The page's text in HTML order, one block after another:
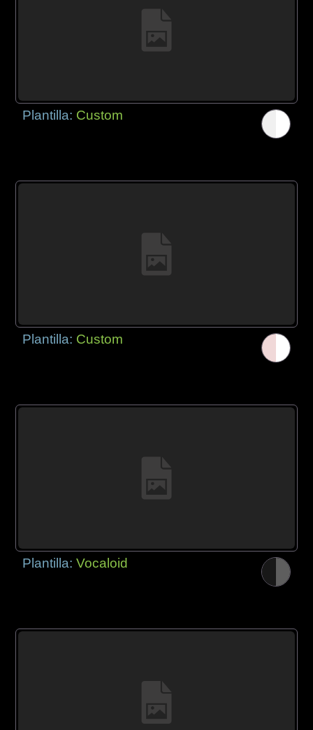
Plantilla: Custom
Plantilla: Custom
Plantilla:Vocaloid